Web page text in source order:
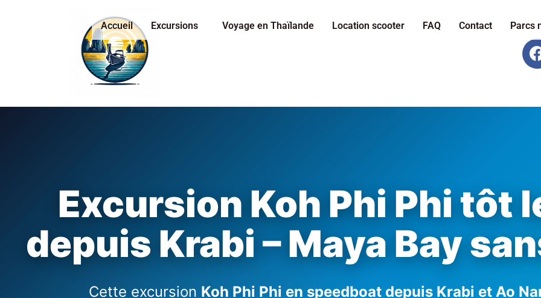
Accueil Excursions Voyage en Thaïlande Location scooter FAQ Contact Parcs
Excursion Koh Phi Phi tôt
depuis Krabi – Maya Bay
Cette excursion Koh Phi Phi en speedboat depuis Krabi et Ao